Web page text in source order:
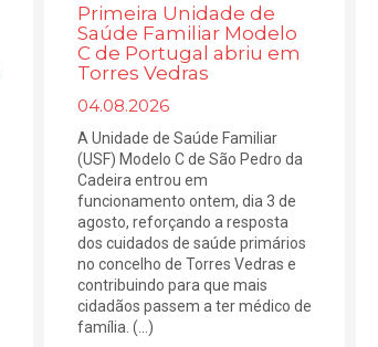
Primeira Unidade de
Saúde Familiar Modelo
C de Portugal abriu em
Torres Vedras
04.08.2026
A Unidade de Saúde Familiar
(USF) Modelo C de São Pedro da
Cadeira entrou em
funcionamento ontem, dia 3 de
agosto, reforçando a resposta
dos cuidados de saúde primários
no concelho de Torres Vedras e
contribuindo para que mais
cidadãos passem a ter médico de
família. (...)